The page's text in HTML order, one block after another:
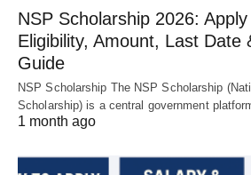
NSP Scholarship 2026:
Eligibility, Amount, Last Date
Guide
NSP Scholarship The NSP Scholarship
Scholarship) is a central government
1 month ago